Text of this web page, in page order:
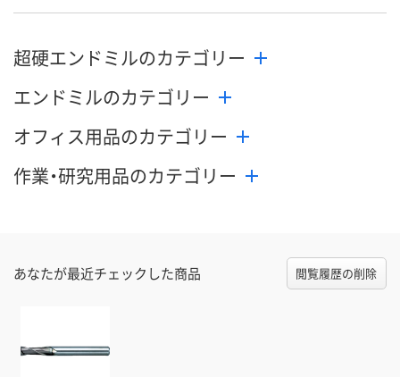
超硬エンドミルのカテゴリー
エンドミルのカテゴリー
オフィス用品のカテゴリー
作業・研究用品のカテゴリー
あなたが最近チェックした商品 閲覧履歴の削除